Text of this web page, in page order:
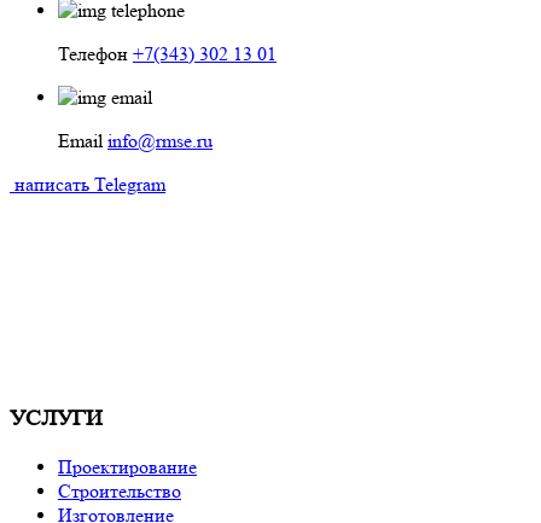
Телефон +7(343) 302 13 01
Email info@rmse.ru
написать Telegram
УСЛУГИ
Проектирование
Строительство
Изготовление